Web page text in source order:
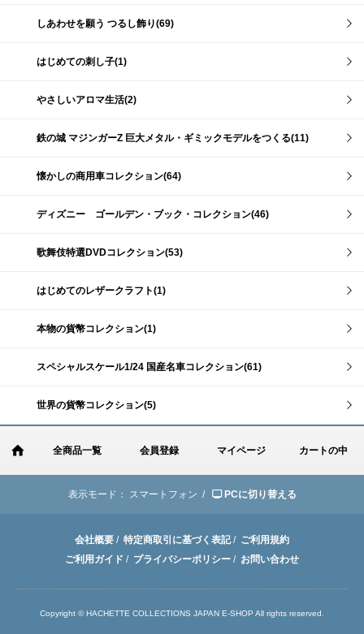
しあわせを願う つるし飾り(69)
はじめての刺し子(1)
やさしいアロマ生活(2)
鉄の城 マジンガーZ 巨大メタル・ギミックモデルをつくる(11)
懐かしの商用車コレクション(64)
ディズニー ゴールデン・ブック・コレクション(46)
歌舞伎特選DVDコレクション(53)
はじめてのレザークラフト(1)
本物の貨幣コレクション(1)
スペシャルスケール1/24 国産名車コレクション(61)
世界の貨幣コレクション(5)
全商品一覧 会員登録 マイページ カートの中
表示モード： スマートフォン / PCに切り替える
会社概要 / 特定商取引に基づく表記/ ご利用規約
ご利用ガイド / プライバシーポリシー / お問い合わせ
Copyright © HACHETTE COLLECTIONS JAPAN E-SHOP All rights reserved.